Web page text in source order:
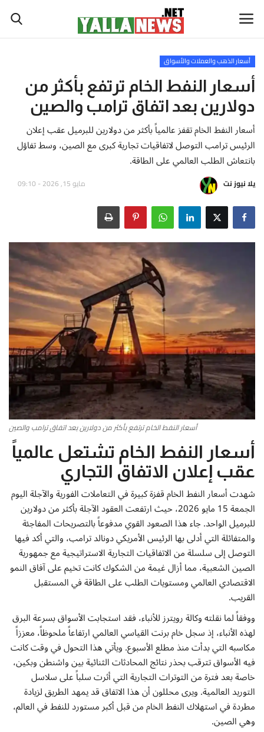
أخبار العالم
أخبار الوطن العربي
سياسة واقتصاد
رياضة
تكنولوجيا وعلوم
أطباق من المطابخ العربية
سياحة وسفر
منوعات عامة
جاليري الفن التشكيلي
من نحن
سياسة الخصوصية
البنود والشروط
رئيس التحرير
إتصل بنا
أسعار الذهب والعملات والأسواق
أسعار النفط الخام ترتفع بأكثر من
دولارين بعد اتفاق ترامب والصين
أسعار النفط الخام تقفز عالمياً بأكثر من دولارين للبرميل عقب إعلان
الرئيس ترامب التوصل لاتفاقيات تجارية كبرى مع الصين، وسط تفاؤل
بانتعاش الطلب العالمي على الطاقة.
يلا نيوز نت مايو 15, 2026 - 09:10
أسعار النفط الخام ترتفع بأكثر من دولارين بعد اتفاق ترامب والصين
أسعار النفط الخام تشتعل عالمياً
عقب إعلان الاتفاق التجاري
شهدت أسعار النفط الخام قفزة كبيرة في التعاملات الفورية والآجلة اليوم
الجمعة 15 مايو 2026، حيث ارتفعت العقود الآجلة بأكثر من دولارين
للبرميل الواحد. جاء هذا الصعود القوي مدفوعاً بالتصريحات المفاجئة
والمتفائلة التي أدلى بها الرئيس الأمريكي دونالد ترامب، والتي أكد فيها
التوصل إلى سلسلة من الاتفاقيات التجارية الاستراتيجية مع جمهورية
الصين الشعبية، مما أزال غيمة من الشكوك كانت تخيم على آفاق النمو
الاقتصادي العالمي ومستويات الطلب على الطاقة في المستقبل
القريب.
ووفقاً لما نقلته وكالة رويترز للأنباء، فقد استجابت الأسواق بسرعة البرق
لهذه الأنباء، إذ سجل خام برنت القياسي العالمي ارتفاعاً ملحوظاً، معززاً
مكاسبه التي بدأت منذ مطلع الأسبوع. ويأتي هذا التحول في وقت كانت
فيه الأسواق تترقب بحذر نتائج المحادثات الثنائية بين واشنطن وبكين،
خاصة بعد فترة من التوترات التجارية التي أثرت سلباً على سلاسل
التوريد العالمية. ويرى محللون أن هذا الاتفاق قد يمهد الطريق لزيادة
مطردة في استهلاك النفط الخام من قبل أكبر مستورد للنفط في العالم،
وهي الصين.